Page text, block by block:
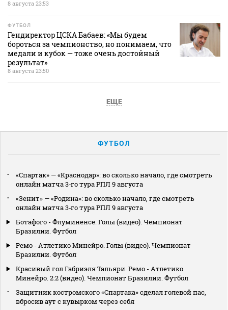
8 августа 23:53
ФУТБОЛ
Гендиректор ЦСКА Бабаев: «Мы будем
бороться за чемпионство, но понимаем, что
медали и кубок — тоже очень достойный
результат»
8 августа 23:50
ЕЩЕ
ФУТБОЛ
«Спартак» — «Краснодар»: во сколько начало, где смотреть
онлайн матча 3‑го тура РПЛ 9 августа
«Зенит» — «Родина»: во сколько начало, где смотреть
онлайн матча 3‑го тура РПЛ 9 августа
Ботафого - Флуминенсе. Голы (видео). Чемпионат
Бразилии. Футбол
Ремо - Атлетико Минейро. Голы (видео). Чемпионат
Бразилии. Футбол
Красивый гол Габриэля Тальяри. Ремо - Атлетико
Минейро. 2:2 (видео). Чемпионат Бразилии. Футбол
Защитник костромского «Спартака» сделал голевой пас,
вбросив аут с кувырком через себя